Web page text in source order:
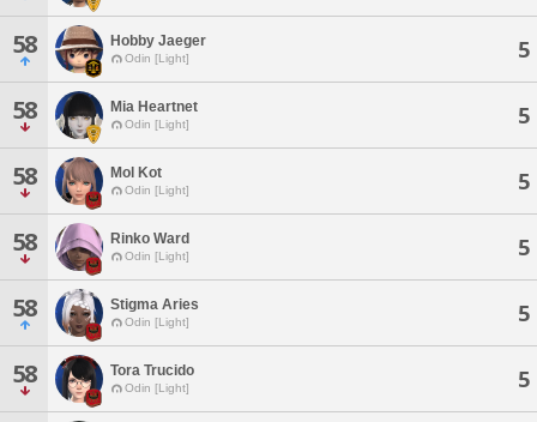
58 Hobby Jaeger
Odin [Light] 5
58 Mia Heartnet
Odin [Light] 5
58 Mol Kot
Odin [Light] 5
58 Rinko Ward
Odin [Light] 5
58 Stigma Aries
Odin [Light] 5
58 Tora Trucido
Odin [Light] 5